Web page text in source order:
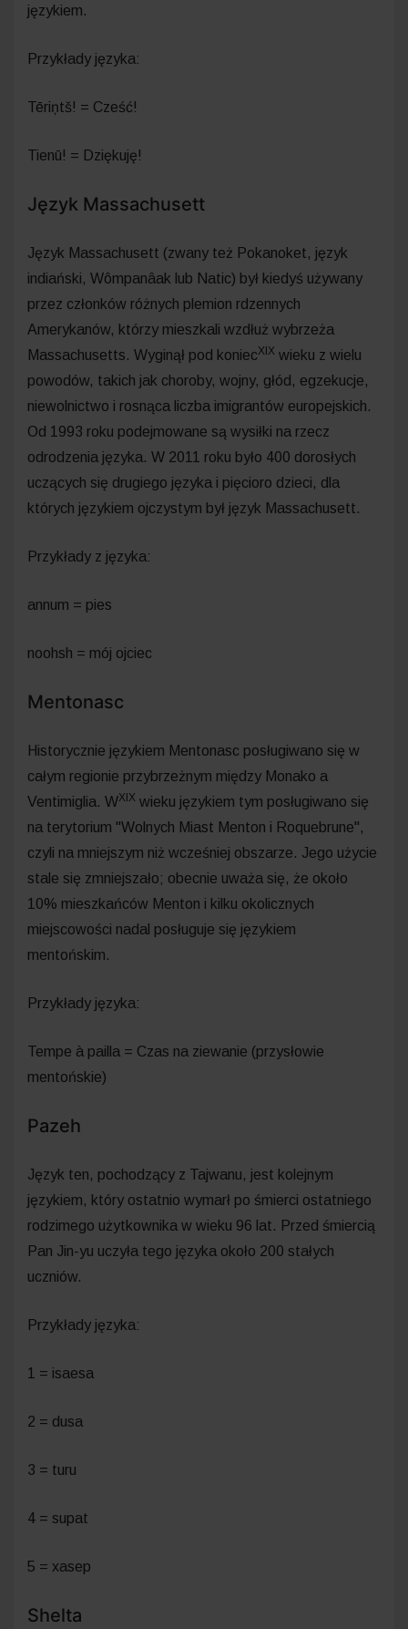
językiem.
Przykłady języka:
Tēriņtš! = Cześć!
Tienū! = Dziękuję!
Język Massachusett
Język Massachusett (zwany też Pokanoket, język
indiański, Wômpanâak lub Natic) był kiedyś używany
przez członków różnych plemion rdzennych
Amerykanów, którzy mieszkali wzdłuż wybrzeża
Massachusetts. Wyginął pod koniecXIX wieku z wielu
powodów, takich jak choroby, wojny, głód, egzekucje,
niewolnictwo i rosnąca liczba imigrantów europejskich.
Od 1993 roku podejmowane są wysiłki na rzecz
odrodzenia języka. W 2011 roku było 400 dorosłych
uczących się drugiego języka i pięcioro dzieci, dla
których językiem ojczystym był język Massachusett.
Przykłady z języka:
annum = pies
noohsh = mój ojciec
Mentonasc
Historycznie językiem Mentonasc posługiwano się w
całym regionie przybrzeżnym między Monako a
Ventimiglia. WXIX wieku językiem tym posługiwano się
na terytorium "Wolnych Miast Menton i Roquebrune",
czyli na mniejszym niż wcześniej obszarze. Jego użycie
stale się zmniejszało; obecnie uważa się, że około
10% mieszkańców Menton i kilku okolicznych
miejscowości nadal posługuje się językiem
mentońskim.
Przykłady języka:
Tempe à pailla = Czas na ziewanie (przysłowie
mentońskie)
Pazeh
Język ten, pochodzący z Tajwanu, jest kolejnym
językiem, który ostatnio wymarł po śmierci ostatniego
rodzimego użytkownika w wieku 96 lat. Przed śmiercią
Pan Jin-yu uczyła tego języka około 200 stałych
uczniów.
Przykłady języka:
1 = isaesa
2 = dusa
3 = turu
4 = supat
5 = xasep
Shelta